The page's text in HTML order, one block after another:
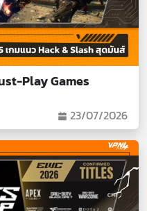
Play Games
23/07/2026